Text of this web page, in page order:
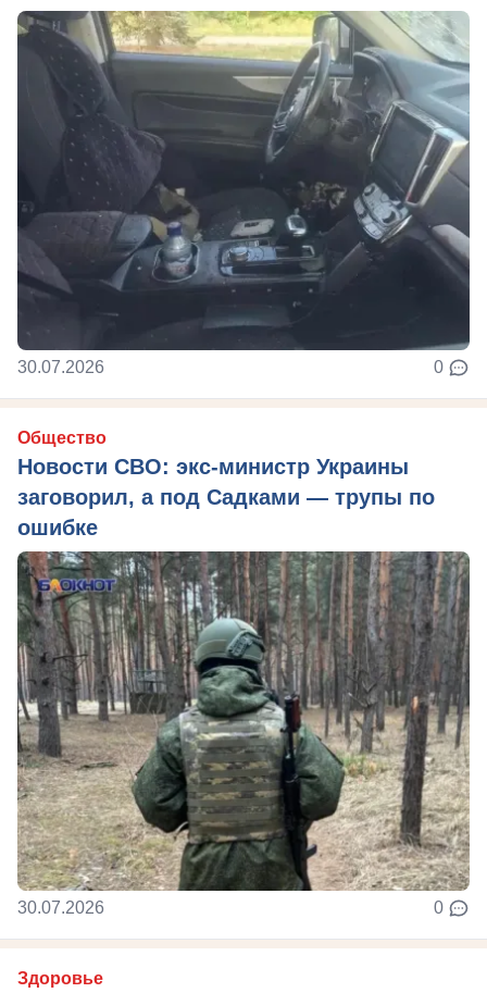
30.07.2026 0
Общество
Новости СВО: экс-министр Украины
заговорил, а под Садками — трупы по
ошибке
30.07.2026 0
Здоровье